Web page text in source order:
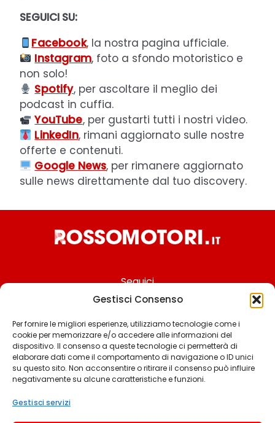
Gestisci Consenso
Per fornire le migliori esperienze, utilizziamo tecnologie come i
cookie per memorizzare e/o accedere alle informazioni del
dispositivo. Il consenso a queste tecnologie ci permetterà di
elaborare dati come il comportamento di navigazione o ID unici
su questo sito. Non acconsentire o ritirare il consenso può influire
negativamente su alcune caratteristiche e funzioni.
Gestisci servizi
SEGUICI SU:
Facebook, la nostra pagina ufficiale.
Instagram, foto a sfondo motoristico e
non solo!
Spotify, per ascoltare il meglio dei
podcast in cuffia.
YouTube, per gustarti tutti i nostri video.
LinkedIn, rimani aggiornato sulle nostre
offerte e contenuti.
Google News, per rimanere aggiornato
sulle news direttamente dal tuo discovery.
Seguici
Chi siamo
Contattaci
Termini & Condizioni